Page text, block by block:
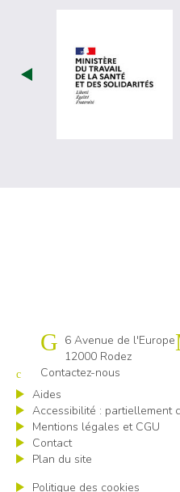
Cap emploi 12
6 Avenue de l'Europe
12000 Rodez
Contactez-nous
Aides
Accessibilité : partiellement
Mentions légales et CGU
Contact
Plan du site
Politique des cookies